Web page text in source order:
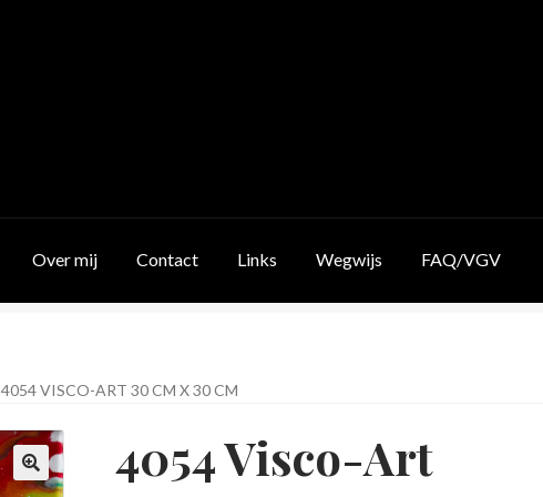
Over mij Contact Links Wegwijs FAQ/VGV
4054 VISCO-ART 30 CM X 30 CM
4054 Visco-Art